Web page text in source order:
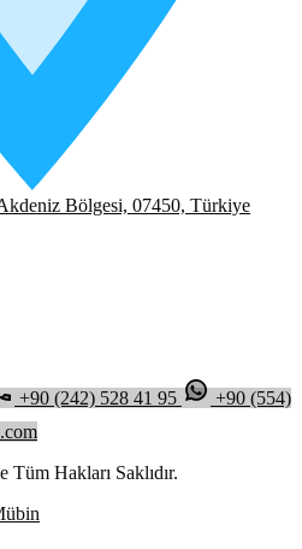
Bölgesi, 07450, Türkiye
+90 (242) 528 41 95
+90 (554)
Hakları Saklıdır.